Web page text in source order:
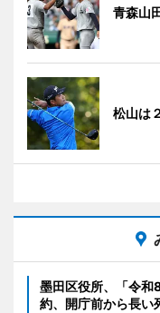
青森山
松山は
墨田区役所、「令
約、開庁前から長い